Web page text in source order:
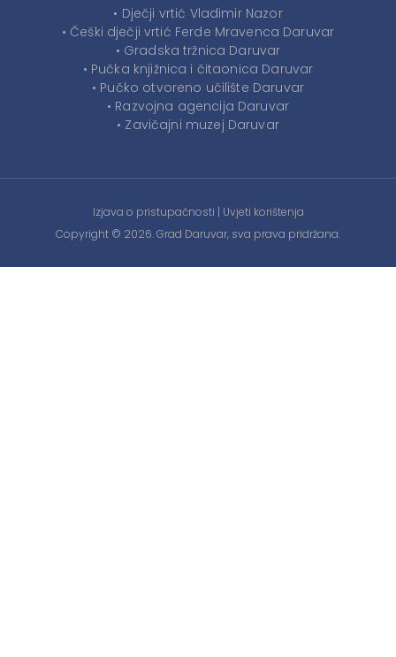
• Dječji vrtić Vladimir Nazor
• Češki dječji vrtić Ferde Mravenca Daruvar
• Gradska tržnica Daruvar
• Pučka knjižnica i čitaonica Daruvar
• Pučko otvoreno učilište Daruvar
• Razvojna agencija Daruvar
• Zavičajni muzej Daruvar
Izjava o pristupačnosti | Uvjeti korištenja
Copyright © 2026. Grad Daruvar, sva prava pridržana.